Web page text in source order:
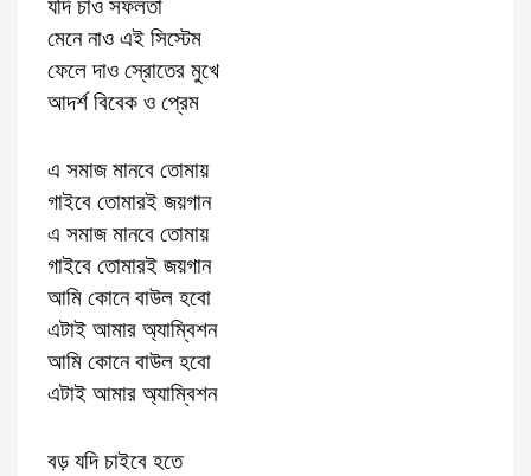
মেনে নাও এই সিস্টেম
ফেলে দাও স্রোতের মুখে
আদর্শ বিবেক ও প্রেম
এ সমাজ মানবে তোমায়
গাইবে তোমারই জয়গান
এ সমাজ মানবে তোমায়
গাইবে তোমারই জয়গান
আমি কোনে বাউল হবো
এটাই আমার অ্যাম্বিশন
আমি কোনে বাউল হবো
এটাই আমার অ্যাম্বিশন
বড় যদি চাইবে হতে